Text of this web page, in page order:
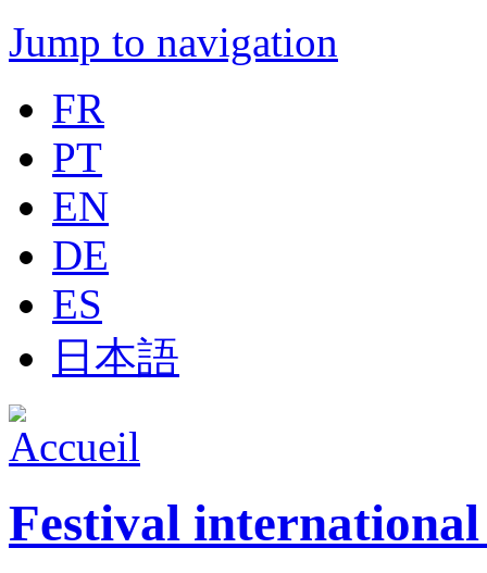
Jump to navigation
FR
PT
EN
DE
ES
日本語
Festival